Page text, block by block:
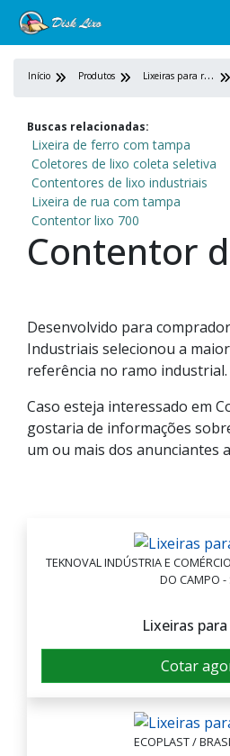
Início Produtos L
ixeiras para ruas
Buscas relacionadas:
Lixeira de ferro com tampa
Coletores de lixo coleta seletiva
Contentores de lixo industriais
Lixeira de rua com tampa
Contentor lixo 700
Contentor
Desenvolvido para
Industriais selecionou a
referência no ramo industrial.
Caso esteja interessado em
gostaria de informações
um ou mais dos anunciantes
TEKNOVAL INDÚSTRIA E
DO CAMPO -
Lixeiras
Cotar
ECOPLAST /